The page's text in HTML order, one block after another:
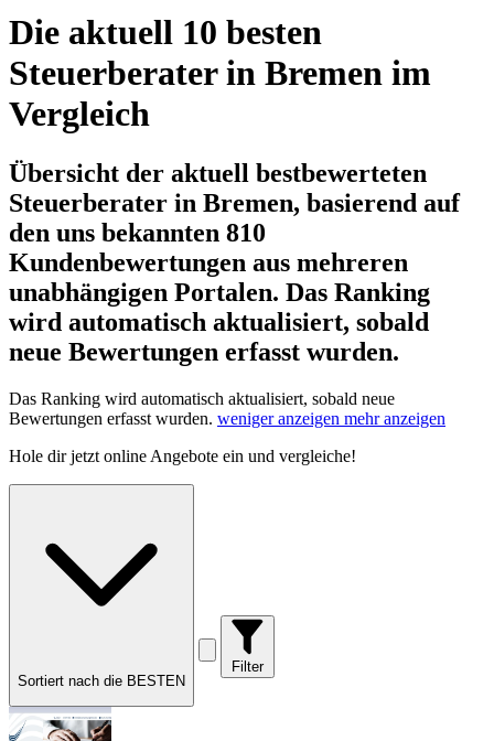
Die aktuell 10 besten
Steuerberater in Bremen im
Vergleich
Übersicht der aktuell bestbewerteten
Steuerberater in Bremen, basierend auf
den uns bekannten 810
Kundenbewertungen aus mehreren
unabhängigen Portalen. Das Ranking
wird automatisch aktualisiert, sobald
neue Bewertungen erfasst wurden.
Das Ranking wird automatisch aktualisiert, sobald neue
Bewertungen erfasst wurden. weniger anzeigen mehr anzeigen
Hole dirjetzt online Angebote ein und vergleiche!
Sortiert nach die BESTEN
Filter